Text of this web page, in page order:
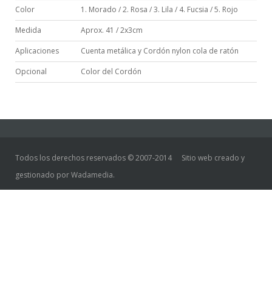
Color
1. Morado / 2. Rosa / 3. Lila / 4. Fucsia / 5. Rojo
Medida
Aprox. 41 / 2x3cm
Aplicaciones
Cuenta metálica y Cordón nylon cola de ratón
Opcional
Color del Cordón
Todos los derechos reservados © 2007-2014
Sitio web creado y
gestionado por Wadamedia.